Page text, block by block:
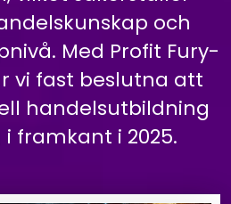
och
Med Profit Fury-
vi fast beslutna att
handelsutbildning
framkant i 2025.